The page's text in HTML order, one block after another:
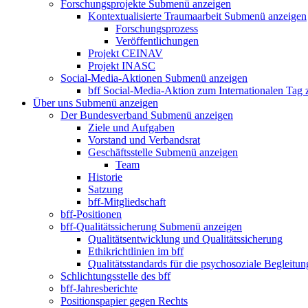
Forschungsprojekte Submenü anzeigen
Kontextualisierte Traumaarbeit Submenü anzeigen
Forschungsprozess
Veröffentlichungen
Projekt CEINAV
Projekt INASC
Social-Media-Aktionen Submenü anzeigen
bff Social-Media-Aktion zum Internationalen Tag
Über uns Submenü anzeigen
Der Bundesverband Submenü anzeigen
Ziele und Aufgaben
Vorstand und Verbandsrat
Geschäftsstelle Submenü anzeigen
Team
Historie
Satzung
bff-Mitgliedschaft
bff-Positionen
bff-Qualitätssicherung Submenü anzeigen
Qualitätsentwicklung und Qualitätssicherung
Ethikrichtlinien im bff
Qualitätsstandards für die psychosoziale
Schlichtungsstelle des bff
bff-Jahresberichte
Positionspapier gegen Rechts